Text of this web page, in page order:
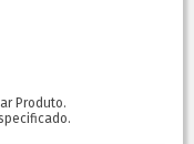
Produto.